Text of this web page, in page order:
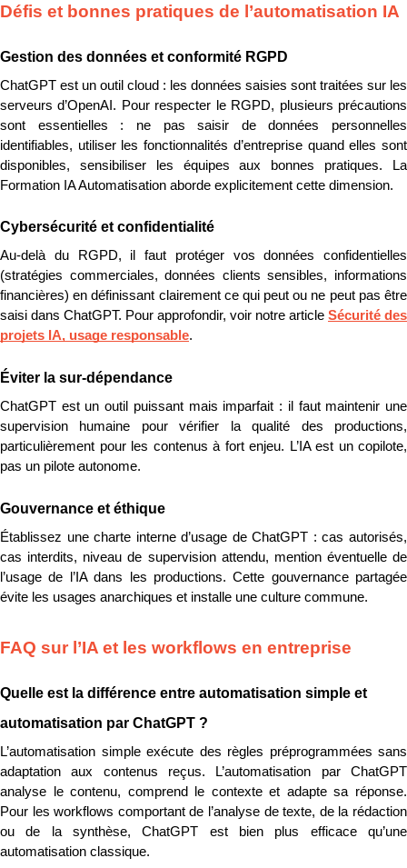
Défis et bonnes pratiques de l’automatisation IA
Gestion des données et conformité RGPD
ChatGPT est un outil cloud : les données saisies sont traitées sur les
serveurs d’OpenAI. Pour respecter le RGPD, plusieurs précautions
sont essentielles : ne pas saisir de données personnelles
identifiables, utiliser les fonctionnalités d’entreprise quand elles sont
disponibles, sensibiliser les équipes aux bonnes pratiques. La
Formation IA Automatisation aborde explicitement cette dimension.
Cybersécurité et confidentialité
Au-delà du RGPD, il faut protéger vos données confidentielles
(stratégies commerciales, données clients sensibles, informations
financières) en définissant clairement ce qui peut ou ne peut pas être
saisi dans ChatGPT. Pour approfondir, voir notre article Sécurité des
projets IA, usage responsable.
Éviter la sur-dépendance
ChatGPT est un outil puissant mais imparfait : il faut maintenir une
supervision humaine pour vérifier la qualité des productions,
particulièrement pour les contenus à fort enjeu. L’IA est un copilote,
pas un pilote autonome.
Gouvernance et éthique
Établissez une charte interne d’usage de ChatGPT : cas autorisés,
cas interdits, niveau de supervision attendu, mention éventuelle de
l’usage de l’IA dans les productions. Cette gouvernance partagée
évite les usages anarchiques et installe une culture commune.
FAQ sur l’IA et les workflows en entreprise
Quelle est la différence entre automatisation simple et
automatisation par ChatGPT ?
L’automatisation simple exécute des règles préprogrammées sans
adaptation aux contenus reçus. L’automatisation par ChatGPT
analyse le contenu, comprend le contexte et adapte sa réponse.
Pour les workflows comportant de l’analyse de texte, de la rédaction
ou de la synthèse, ChatGPT est bien plus efficace qu’une
automatisation classique.